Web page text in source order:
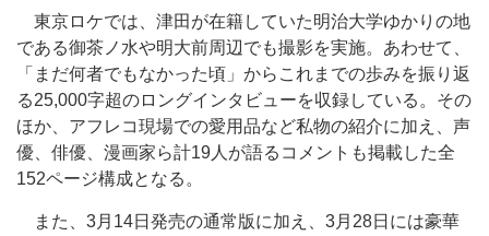
東京ロケでは、津田が在籍していた明治大学ゆかりの地
である御茶ノ水や明大前周辺でも撮影を実施。あわせて、
「まだ何者でもなかった頃」からこれまでの歩みを振り返
る25,000字超のロングインタビューを収録している。その
ほか、アフレコ現場での愛用品など私物の紹介に加え、声
優、俳優、漫画家ら計19人が語るコメントも掲載した全
152ページ構成となる。
また、3月14日発売の通常版に加え、3月28日には豪華